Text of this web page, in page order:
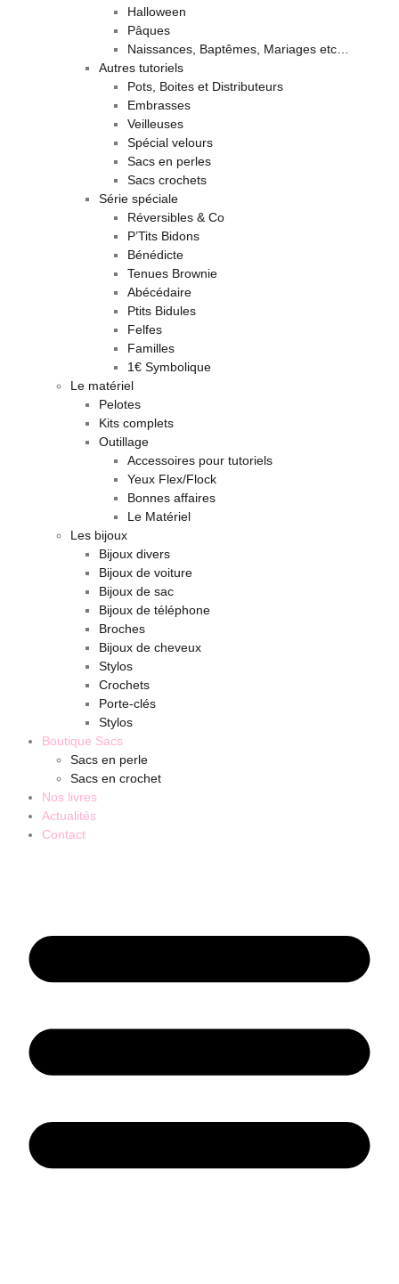
Halloween
Pâques
Naissances, Baptêmes, Mariages etc…
Autres tutoriels
Pots, Boites et Distributeurs
Embrasses
Veilleuses
Spécial velours
Sacs en perles
Sacs crochets
Série spéciale
Réversibles & Co
P’Tits Bidons
Bénédicte
Tenues Brownie
Abécédaire
Ptits Bidules
Felfes
Familles
1€ Symbolique
Le matériel
Pelotes
Kits complets
Outillage
Accessoires pour tutoriels
Yeux Flex/Flock
Bonnes affaires
Le Matériel
Les bijoux
Bijoux divers
Bijoux de voiture
Bijoux de sac
Bijoux de téléphone
Broches
Bijoux de cheveux
Stylos
Crochets
Porte-clés
Stylos
Boutique Sacs
Sacs en perle
Sacs en crochet
Nos livres
Actualités
Contact